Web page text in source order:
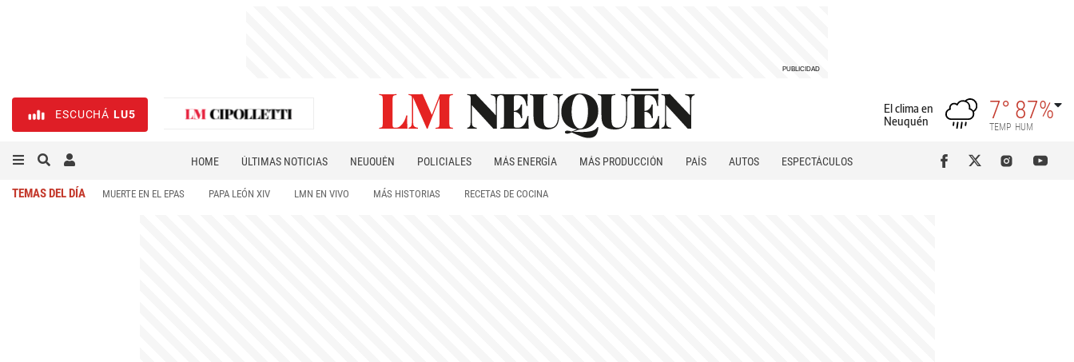
ESCUCHÁ LU5
El clima en
Neuquén
7°
TEMP
87%
HUM
HOME ÚLTIMAS NOTICIAS NEUQUÉN POLICIALES MÁS ENERGÍA MÁS PRODUCCIÓN PAÍS AUTOS
ESPECTÁCULOS
TEMAS DEL DÍA MUERTE EN EL EPAS PAPA LEÓN XIV LMN EN VIVO MÁS HISTORIAS RECETAS DE COCINA